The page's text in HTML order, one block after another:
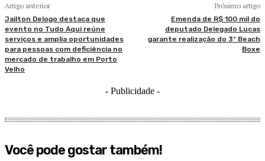
Artigo anterior
Jailton Delogo destaca que
evento no Tudo Aqui reúne
serviços e amplia oportunidades
para pessoas com deficiência no
mercado de trabalho em Porto
Velho
Próximo artigo
Emenda de R$ 100 mil do
deputado Delegado Lucas
garante realização do 3º Beach
Boxe
- Publicidade -
Você pode gostar também!